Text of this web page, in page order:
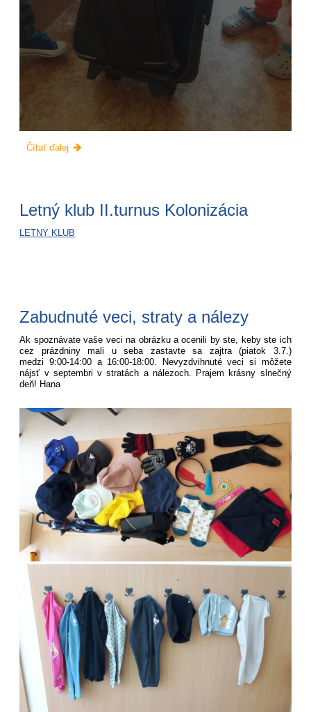
ŠVP-
Čítať ďalej
Letný klub II.turnus Kolonizácia
LETNÝ KLUB
Zabudnuté veci, straty a nálezy
Ak spoznávate vaše veci na obrázku a ocenili by ste, keby ste ich
cez prázdniny mali u seba zastavte sa zajtra (piatok 3.7.)
medzi 9:00-14:00 a 16:00-18:00. Nevyzdvihnuté veci si môžete
nájsť v septembri v stratách a nálezoch. Prajem krásny slnečný
deň! Hana